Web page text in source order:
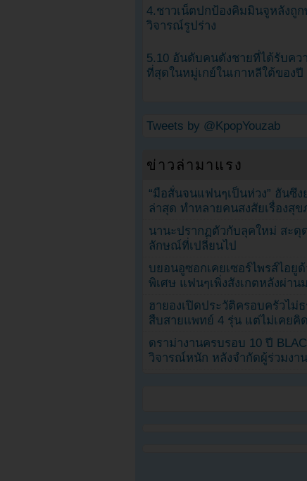
4.ชาวเน็ตปกป้องคิมมินจูหลังถูก
วิจารณ์รูปร่าง
5.10 อันดับคนดังชายที่ได้รับคว
ที่สุดในหมู่เกย์ในเกาหลีใต้ของปี
Tweets by @KpopYouzab
ข่าวล่ามาแรง
“มือสั่นจนแฟนๆเป็นห่วง” ฮันซึง
ล่าสุด ทำหลายคนสงสัยเรื่องสุข
นานะปรากฏตัวกับลุคใหม่ สะดุ
ลักษณ์ที่เปลี่ยนไป
บยอนอูซอกเคยเซอร์ไพรส์ไอยูด้
พิเศษ แฟนๆเพิ่งสังเกตหลังผ่านม
ฮายองเปิดประวัติครอบครัวไม่ธ
สืบสายแพทย์ 4 รุ่น แต่ไม่เคยคิ
ดราม่างานครบรอบ 10 ปี
วิจารณ์หนัก หลังจำกัดผู้ร่วมงา